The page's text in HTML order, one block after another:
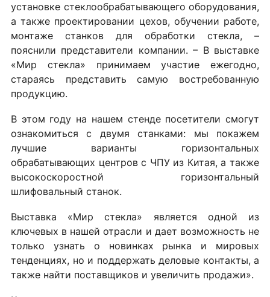
установке стеклообрабатывающего оборудования,
а также проектировании цехов, обучении работе,
монтаже станков для обработки стекла, –
пояснили представители компании. – В выставке
«Мир стекла» принимаем участие ежегодно,
стараясь представить самую востребованную
продукцию.
В этом году на нашем стенде посетители смогут
ознакомиться с двумя станками: мы покажем
лучшие варианты горизонтальных
обрабатывающих центров с ЧПУ из Китая, а также
высокоскоростной горизонтальный
шлифовальный станок.
Выставка «Мир стекла» является одной из
ключевых в нашей отрасли и дает возможность не
только узнать о новинках рынка и мировых
тенденциях, но и поддержать деловые контакты, а
также найти поставщиков и увеличить продажи».